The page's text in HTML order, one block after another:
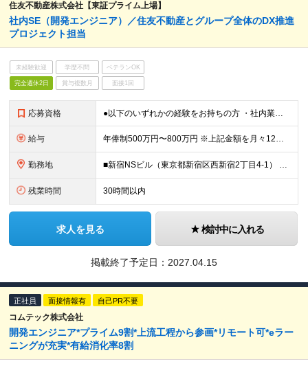
住友不動産株式会社【東証プライム上場】
社内SE（開発エンジニア）／住友不動産とグループ全体のDX推進
プロジェクト担当
未経験歓迎 学歴不問 ベテランOK
完全週休2日 賞与複数月 面接1回
応募資格 ●以下のいずれかの経験をお持ちの方 ・社内業務システムの設計、開発、運⽤経験 ・C#、VB.NET、ASP.NET、Javaいずれかでのソフト開発経験 ・Oracle、SQLを使ったシステム開発、運⽤
給与 年俸制500万円〜800万円 ※上記金額を月々12分割支給 ※前職年収、経験、実績を幅広く考慮して決定します。 ※上記年俸には固定残業代（月額約40時間分／9万8,800円～）が含まれます。残業がない
勤務地 ■新宿NSビル（東京都新宿区西新宿2丁目4-1） ※(変更の範囲)当社の管轄する全ての事業所の範囲において、勤務地の変更を命ずることがあります（転居を伴うものを含む。ただし配属先のDX推進部は東京に
残業時間 30時間以内
求人を見る 検討中に入れる
掲載終了予定日： 2027.04.15
正社員 面接情報有 自己PR不要
コムテック株式会社
開発エンジニア*プライム9割*上流工程から参画*リモート可*eラー
ニングが充実*有給消化率8割